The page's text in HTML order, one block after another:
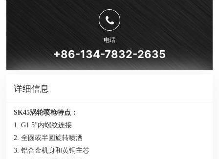
电话
+86-134-7832-2635
详细信息
SK45涡轮喷枪特点：
1. G1.5”内螺纹连接
2. 全圆或半圆旋转喷洒
3. 铝合金机身和黄铜主芯